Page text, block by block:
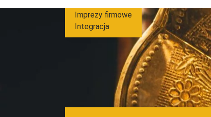
Imprezy firmowe
Integracja